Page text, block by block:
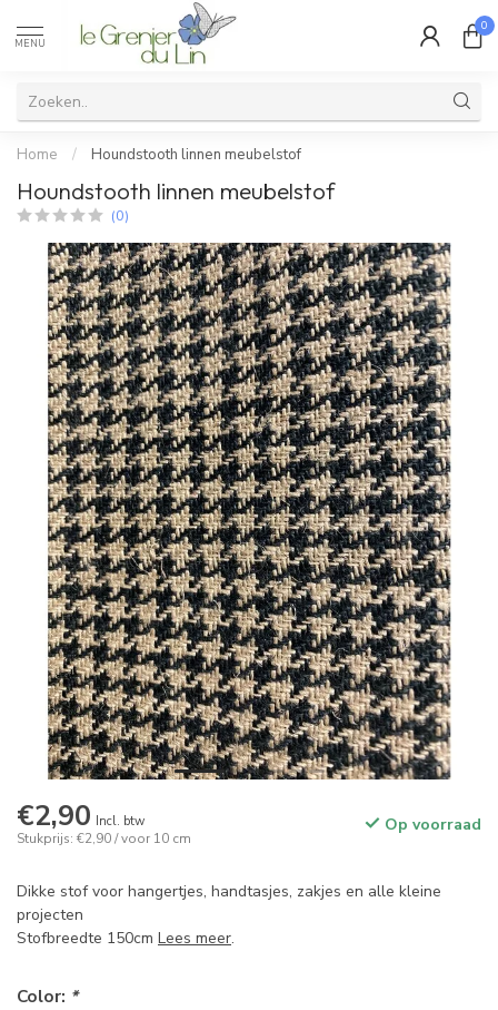
MENU
0
Home / Houndstooth linnen meubelstof
Houndstooth linnen meubelstof
(0)
€2,90 Incl. btw
Stukprijs: €2,90 / voor 10 cm
Op voorraad
Dikke stof voor hangertjes, handtasjes, zakjes en alle kleine
projecten
Stofbreedte 150cm Lees meer.
Color: *